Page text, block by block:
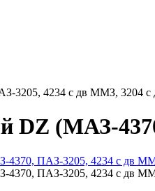
3205, 4234 с дв ММЗ, 3204 с
DZ (МАЗ-